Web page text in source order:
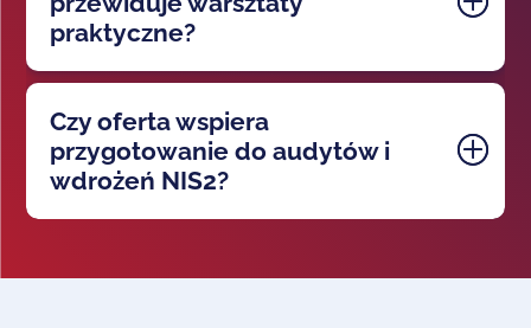
praktyczne?
Czy oferta wspiera
przygotowanie do audytów i
wdrożeń NIS2?